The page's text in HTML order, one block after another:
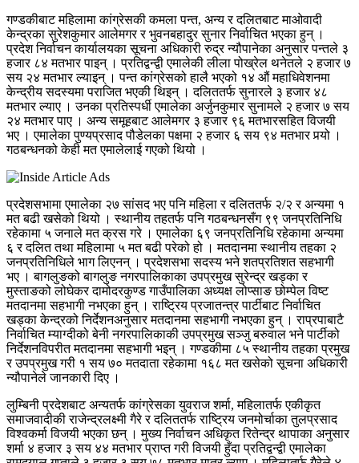
गण्डकीबाट महिलामा कांग्रेसकी कमला पन्त, अन्य र दलितबाट माओवादी
केन्द्रका सुरेशकुमार आलेमगर र भुवनबहादुर सुनार निर्वाचित भएका हुन् ।
प्रदेश निर्वाचन कार्यालयका सूचना अधिकारी रुद्र न्यौपानेका अनुसार पन्तले ३
हजार ८४ मतभार पाइन् । प्रतिद्वन्द्वी एमालेकी लीला पोख्रेल थनेतले २ हजार ७
सय २४ मतभार ल्याइन् । पन्त कांग्रेसको हालै भएको १४ औं महाधिवेशनमा
केन्द्रीय सदस्यमा पराजित भएकी थिइन् । दलिततर्फ सुनारले ३ हजार ४८
मतभार ल्याए । उनका प्रतिस्पर्धी एमालेका अर्जुनकुमार सुनामले २ हजार ७ सय
२४ मतभार पाए । अन्य समूहबाट आलेमगर ३ हजार ९६ मतभारसहित विजयी
भए । एमालेका पुण्यप्रसाद पौडेलका पक्षमा २ हजार ६ सय ९४ मतभार पर्‍यो ।
गठबन्धनको केही मत एमालेलाई गएको थियो ।
प्रदेशसभामा एमालेका २७ सांसद भए पनि महिला र दलिततर्फ २/२ र अन्यमा १
मत बढी खसेको थियो । स्थानीय तहतर्फ पनि गठबन्धनसँग ९९ जनप्रतिनिधि
रहेकामा ५ जनाले मत क्रस गरे । एमालेका ६९ जनप्रतिनिधि रहेकामा अन्यमा
६ र दलित तथा महिलामा ५ मत बढी परेको हो । मतदानमा स्थानीय तहका २
जनप्रतिनिधिले भाग लिएनन् । प्रदेशसभा सदस्य भने शतप्रतिशत सहभागी
भए । बागलुङको बागलुङ नगरपालिकाका उपप्रमुख सुरेन्द्र खड्का र
मुस्ताङको लोघेकर दामोदरकुण्ड गाउँपालिका अध्यक्ष लोप्साङ छोम्पेल विष्ट
मतदानमा सहभागी नभएका हुन् । राष्ट्रिय प्रजातन्त्र पार्टीबाट निर्वाचित
खड्का केन्द्रको निर्देशनअनुसार मतदानमा सहभागी नभएका हुन् । राप्रपाबाटै
निर्वाचित म्याग्दीको बेनी नगरपालिकाकी उपप्रमुख सञ्जु बरुवाल भने पार्टीको
निर्देशनविपरीत मतदानमा सहभागी भइन् । गण्डकीमा ८५ स्थानीय तहका प्रमुख
र उपप्रमुख गरी १ सय ७० मतदाता रहेकामा १६८ मत खसेको सूचना अधिकारी
न्यौपानेले जानकारी दिए ।
लुम्बिनी प्रदेशबाट अन्यतर्फ कांग्रेसका युवराज शर्मा, महिलातर्फ एकीकृत
समाजवादीकी राजेन्द्रलक्ष्मी गैरे र दलिततर्फ राष्ट्रिय जनमोर्चाका तुलप्रसाद
विश्वकर्मा विजयी भएका छन् । मुख्य निर्वाचन अधिकृत रितेन्द्र थापाका अनुसार
शर्मा ४ हजार ३ सय ४४ मतभार प्राप्त गरी विजयी हुँदा प्रतिद्वन्द्वी एमालेका